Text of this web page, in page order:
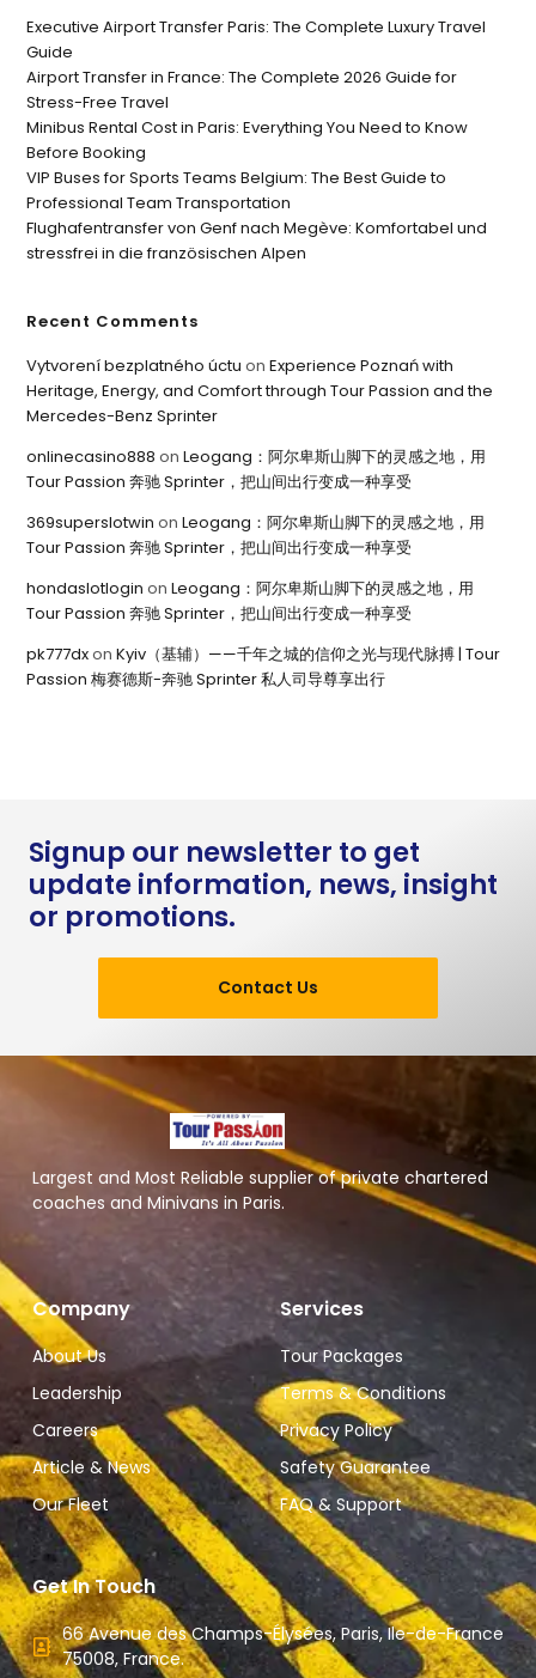
Executive Airport Transfer Paris: The Complete Luxury Travel
Guide
Airport Transfer in France: The Complete 2026 Guide for
Stress-Free Travel
Minibus Rental Cost in Paris: Everything You Need to Know
Before Booking
VIP Buses for Sports Teams Belgium: The Best Guide to
Professional Team Transportation
Flughafentransfer von Genf nach Megève: Komfortabel und
stressfrei in die französischen Alpen
Recent Comments
Vytvorení bezplatného úctu onExperience Poznań with
Heritage, Energy, and Comfort through Tour Passion and the
Mercedes-Benz Sprinter
onlinecasino888 onLeogang：阿尔卑斯山脚下的灵感之地，用
Tour Passion 奔驰 Sprinter，把山间出行变成一种享受
369superslotwin onLeogang：阿尔卑斯山脚下的灵感之地，用
Tour Passion 奔驰 Sprinter，把山间出行变成一种享受
hondaslotlogin onLeogang：阿尔卑斯山脚下的灵感之地，用
Tour Passion 奔驰 Sprinter，把山间出行变成一种享受
pk777dxonKyiv（基辅）——千年之城的信仰之光与现代脉搏 | Tour
Passion 梅赛德斯-奔驰 Sprinter 私人司导尊享出行
Signup our newsletter to get
update information, news, insight
or promotions.
Contact Us
Largest and Most Reliable supplier of private chartered
coaches and Minivans in Paris.
Company
About Us
Leadership
Careers
Article & News
Our Fleet
Services
Tour Packages
Terms & Conditions
Privacy Policy
Safety Guarantee
FAQ & Support
Get In Touch
66 Avenue des Champs-Élysées, Paris, Ile-de-France
75008, France.